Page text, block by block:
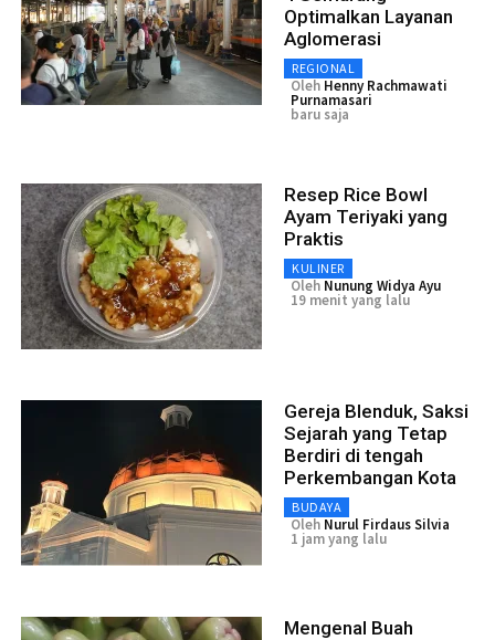
Optimalkan Layanan
Aglomerasi
REGIONAL
Oleh Henny Rachmawati
Purnamasari
baru saja
Resep Rice Bowl
Ayam Teriyaki yang
Praktis
KULINER
Oleh Nunung Widya Ayu
19 menit yang lalu
Gereja Blenduk, Saksi
Sejarah yang Tetap
Berdiri di tengah
Perkembangan Kota
BUDAYA
Oleh Nurul Firdaus Silvia
1 jam yang lalu
Mengenal Buah